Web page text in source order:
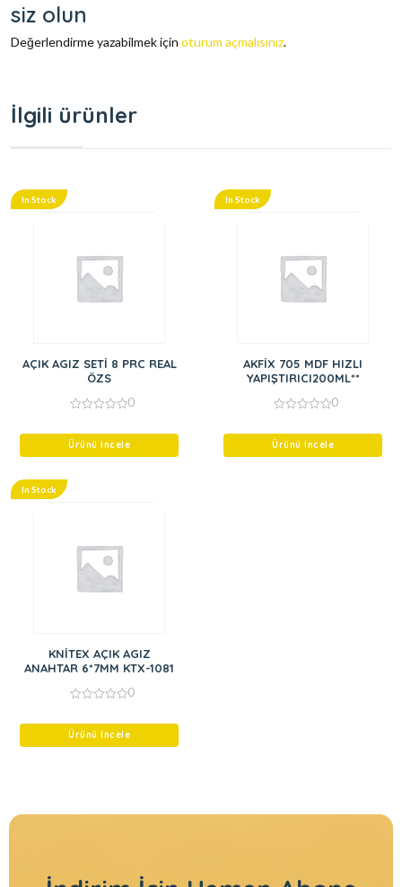
siz olun
Değerlendirme yazabilmek için oturum açmalısınız.
İlgili ürünler
In Stock
AÇIK AGIZ SETİ 8 PRC REAL
ÖZS
of
0
Ürünü İncele
In Stock
AKFİX 705 MDF HIZLI
YAPIŞTIRICI200ML**
of
0
Ürünü İncele
In Stock
KNİTEX AÇIK AGIZ
ANAHTAR 6*7MM KTX-1081
of
0
Ürünü İncele